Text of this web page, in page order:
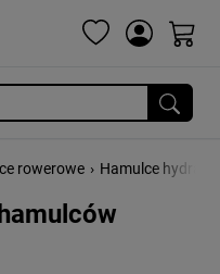
rowerowe › Hamulce